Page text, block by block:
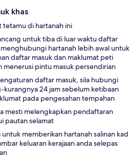
khas
tetamu di hartanah ini
untuk tiba di luar waktu daftar
menghubungi hartanah lebih awal untuk
daftar masuk dan maklumat peti
menerusi pintu masuk persendirian
daftar masuk, sila hubungi
kurangnya 24 jam sebelum ketibaan
pada pengesahan tempahan
mesti melengkapkan pendaftaran
pautan selamat
memberikan hartanah salinan kad
keluaran kerajaan anda selepas